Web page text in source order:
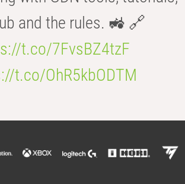
and the rules. 🚜 🔗
t.co/7FvsBZ4tzF
t.co/OhR5kbODTM